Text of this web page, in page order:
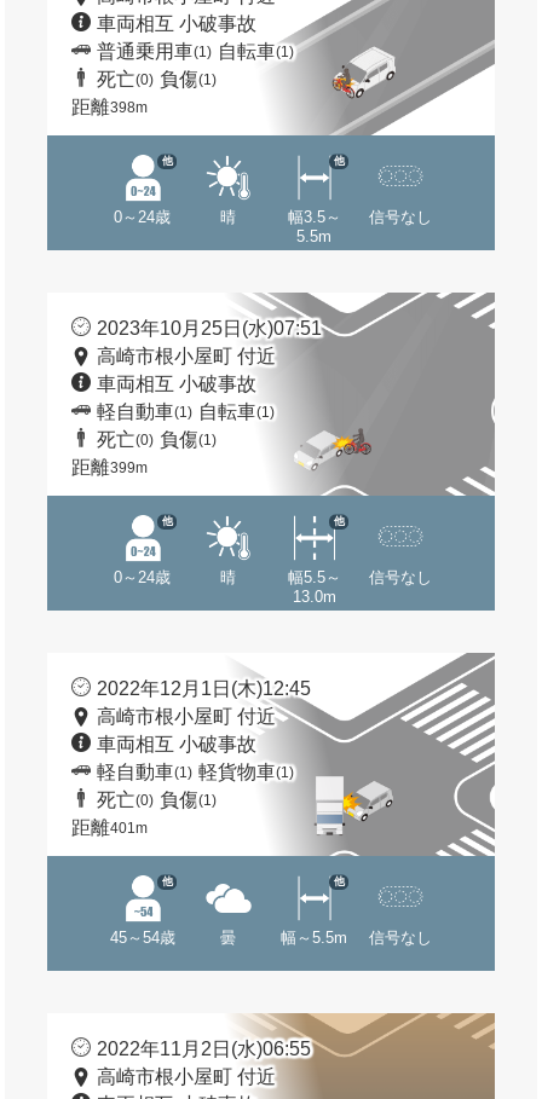
車両相互 小破事故
普通乗用車(1) 自転車(1)
死亡(0) 負傷(1)
距離398m
0～24歳
他
晴
幅3.5～
5.5m
他
信号なし
2023年10月25日(水)07:51
高崎市根小屋町 付近
車両相互 小破事故
軽自動車(1) 自転車(1)
死亡(0) 負傷(1)
距離399m
0～24歳
他
晴
幅5.5～
13.0m
他
信号なし
2022年12月1日(木)12:45
高崎市根小屋町 付近
車両相互 小破事故
軽自動車(1) 軽貨物車(1)
死亡(0) 負傷(1)
距離401m
45～54歳
他
曇 幅～5.5m
他
信号なし
2022年11月2日(水)06:55
高崎市根小屋町 付近